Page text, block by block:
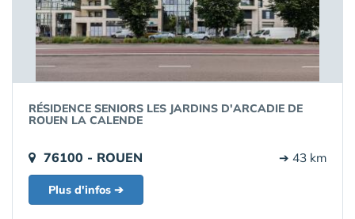
RÉSIDENCE SENIORS LES JARDINS D'ARCADIE DE
ROUEN LA CALENDE
76100 - ROUEN ➔ 43 km
Plus d'infos ➔